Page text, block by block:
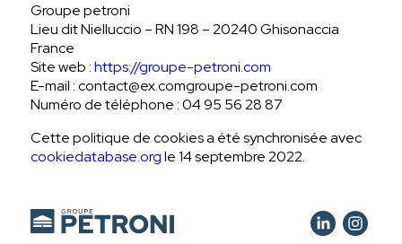
Groupe petroni
Lieu dit Nielluccio – RN 198 – 20240 Ghisonaccia
France
Site web :https://groupe-petroni.com
E-mail :contact@ex.comgroupe-petroni.com
Numéro de téléphone : 04 95 56 28 87
Cette politique de cookies a été synchronisée avec
cookiedatabase.orgle 14 septembre 2022.